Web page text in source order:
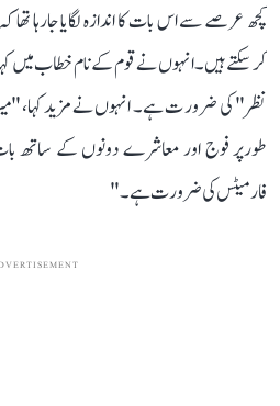
کچھ عرصے سے اس بات کا اندازہ لگایا جارہا
کرسکتے ہیں۔ انہوں نے قوم کے نام خطاب میں
نظر" کی ضرور ت ہے۔ انہوں نے مزید کہا،
طورپر فوج اور معاشرے دونوں کے ساتھ
فارمیٹس کی ضرورت ہے۔"